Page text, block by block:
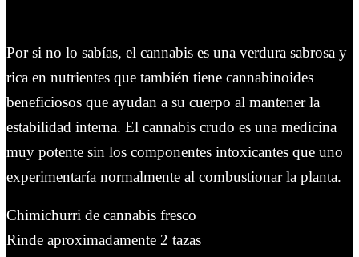
Por si no lo sabías, el cannabis es una verdura sabrosa y
rica en nutrientes que también tiene cannabinoides
beneficiosos que ayudan a su cuerpo al mantener la
estabilidad interna. El cannabis crudo es una medicina
muy potente sin los componentes intoxicantes que uno
experimentaría normalmente al combustionar la planta.
Chimichurri de cannabis fresco
Rinde aproximadamente 2 tazas